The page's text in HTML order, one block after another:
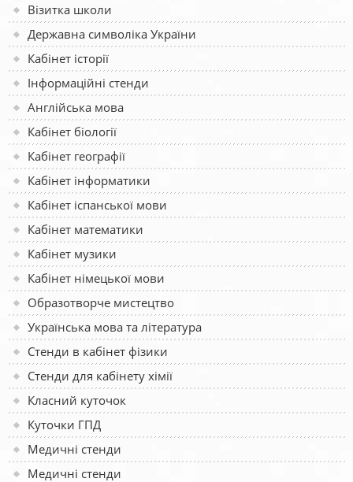
Візитка школи
Державна символіка України
Кабінет історії
Інформаційні стенди
Англійська мова
Кабінет біології
Кабінет географії
Кабінет інформатики
Кабінет іспанської мови
Кабінет математики
Кабінет музики
Кабінет німецької мови
Образотворче мистецтво
Українська мова та література
Стенди в кабінет фізики
Стенди для кабінету хімії
Класний куточок
Куточки ГПД
Медичні стенди
Медичні стенди